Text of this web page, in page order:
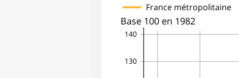
130
140
Base 100 en 1982
France métropolitaine